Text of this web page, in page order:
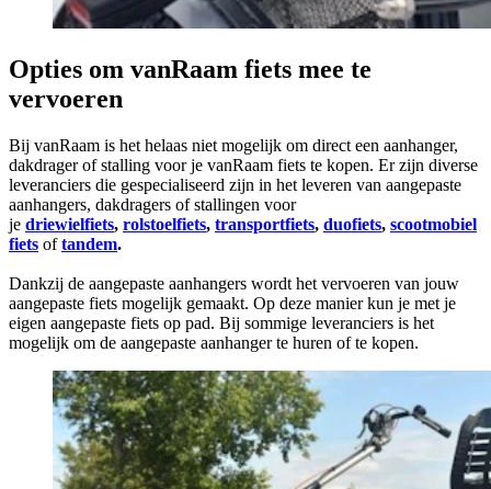
Opties om vanRaam fiets mee te
vervoeren
Bij vanRaam is het helaas niet mogelijk om direct een aanhanger,
dakdrager of stalling voor je vanRaam fiets te kopen. Er zijn diverse
leveranciers die gespecialiseerd zijn in het leveren van aangepaste
aanhangers, dakdragers of stallingen voor
je driewielfiets, rolstoelfiets, transportfiets, duofiets, scootmobiel
fiets oftandem.
Dankzij de aangepaste aanhangers wordt het vervoeren van jouw
aangepaste fiets mogelijk gemaakt. Op deze manier kun je met je
eigen aangepaste fiets op pad. Bij sommige leveranciers is het
mogelijk om de aangepaste aanhanger te huren of te kopen.